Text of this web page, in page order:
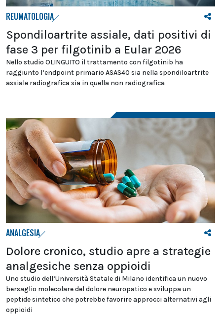
REUMATOLOGIA
Spondiloartrite assiale, dati positivi di
fase 3 per filgotinib a Eular 2026
Nello studio OLINGUITO il trattamento con filgotinib ha
raggiunto l’endpoint primario ASAS40 sia nella spondiloartrite
assiale radiografica sia in quella non radiografica
ANALGESIA
Dolore cronico, studio apre a strategie
analgesiche senza oppioidi
Uno studio dell’Università Statale di Milano identifica un nuovo
bersaglio molecolare del dolore neuropatico e sviluppa un
peptide sintetico che potrebbe favorire approcci alternativi agli
oppioidi